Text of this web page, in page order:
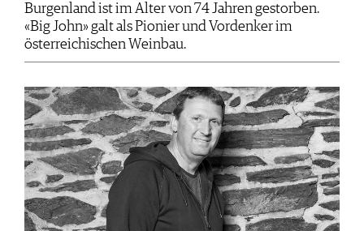
Burgenland ist im Alter von 74 Jahren gestorben.
«Big John» galt als Pionier und Vordenker im
österreichischen Weinbau.